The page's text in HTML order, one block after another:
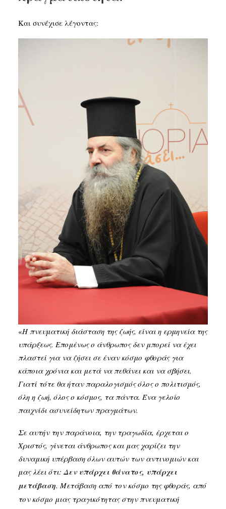
Και συνέχισε λέγοντας:
«Η πνευματική διάσταση της ζωής, είναι η ερμηνεία της
υπάρξεως. Επομένως ο άνθρωπος δεν μπορεί να έχει
πλαστεί για να ζήσει σε έναν κόσμο φθοράς για
κάποια χρόνια και μετά να πεθάνει και να σβήσει.
Γιατί τότε θα ήταν παραλογισμός όλος ο πολιτισμός,
όλη η ζωή, όλος ο κόσμος, τα πάντα. Ένα γελοίο
παιχνίδι ασυνείδητων πραγμάτων.
Σε αυτήν την παράνοια, την τραγωδία, έρχεται ο
Χριστός, γίνεται άνθρωπος και μας χαρίζει την
δυναμική υπέρβαση όλων αυτών των αντινομιών και
μας λέει ότι: Δεν υπάρχει θάνατος, υπάρχει
μετάβαση. Μετάβαση από τον κόσμο της φθοράς, από
τον κόσμο μιας τραγικότητας στην πνευματική